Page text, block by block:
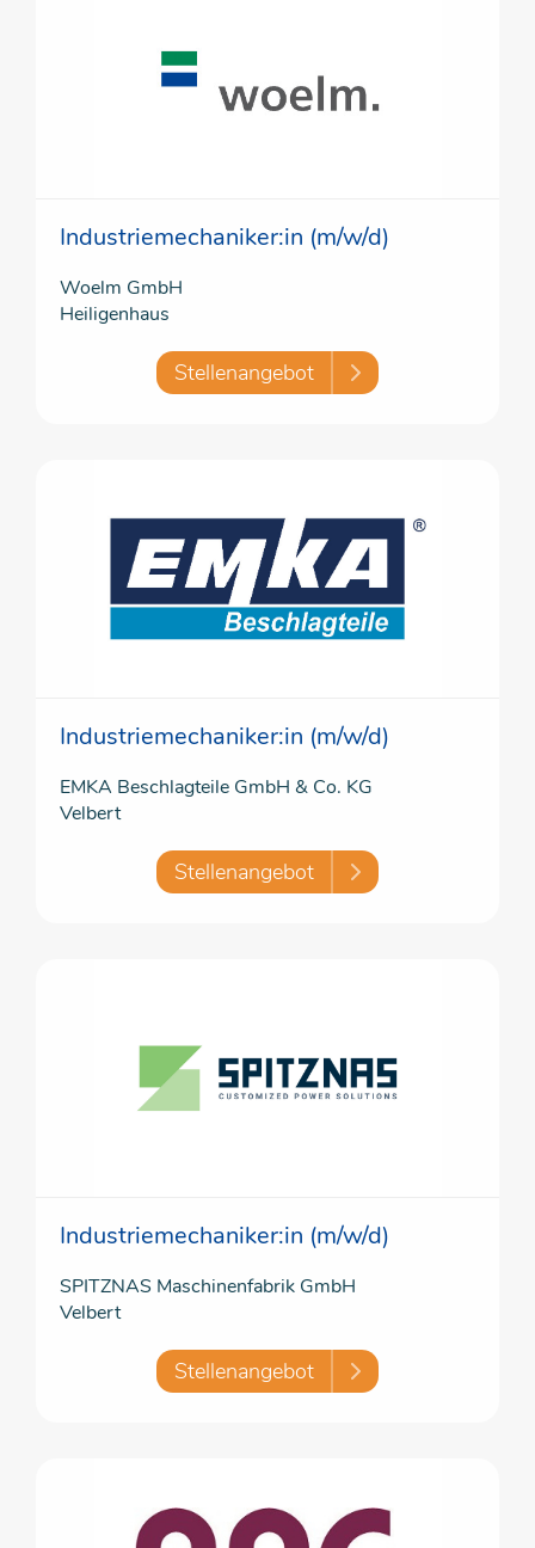
Industriemechaniker:in (m/w/d)
Woelm GmbH
Heiligenhaus
Stellenangebot
Industriemechaniker:in (m/w/d)
EMKA Beschlagteile GmbH & Co. KG
Velbert
Stellenangebot
Industriemechaniker:in (m/w/d)
SPITZNAS Maschinenfabrik GmbH
Velbert
Stellenangebot